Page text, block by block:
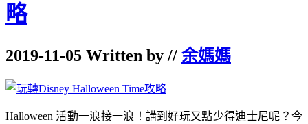
略
2019-11-05 Written by // 余媽媽
Halloween 活動一浪接一浪！講到好玩又點少得迪士尼呢？今